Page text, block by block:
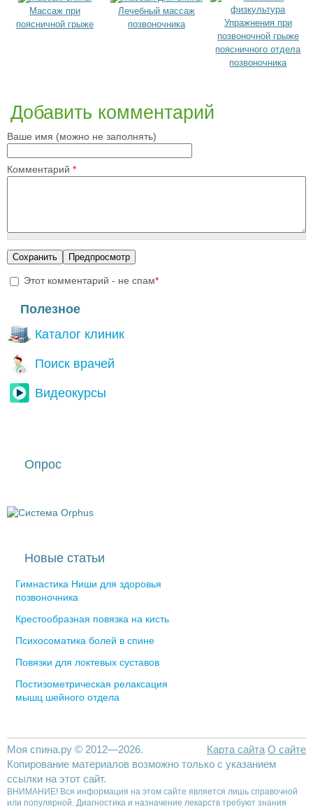
Массаж при
поясничной грыже
Лечебный массаж
позвоночника
Упражнения при
позвоночной грыже
поясничного отдела
позвоночника
Добавить комментарий
Ваше имя (можно не заполнять)
Комментарий *
Этот комментарий - не спам*
Полезное
Каталог клиник
Поиск врачей
Видеокурсы
Опрос
Новые статьи
Гимнастика Ниши для здоровья
позвоночника
Крестообразная повязка на кисть
Психосоматика болей в спине
Повязки для локтевых суставов
Постизометрическая релаксация
мышц шейного отдела
Карта сайта О сайте
Моя спина.ру © 2012—2026.
Копирование материалов возможно только с указанием
ссылки на этот сайт.
ВНИМАНИЕ! Вся информация на этом сайте является лишь справочной
или популярной. Диагностика и назначение лекарств требуют знания